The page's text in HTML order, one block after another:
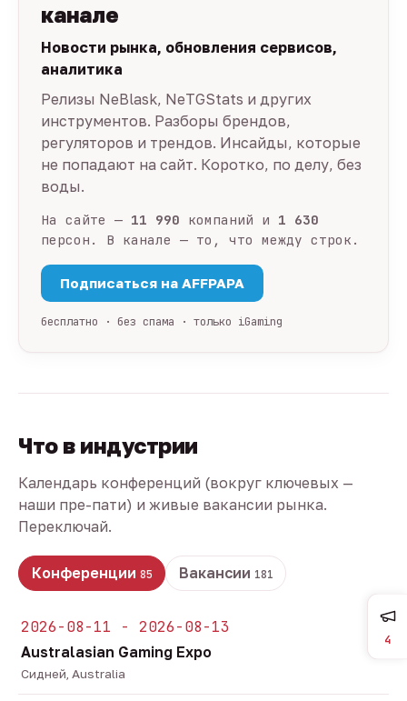
канале
Новости рынка, обновления сервисов,
аналитика
Релизы NeBlask, NeTGStats и других
инструментов. Разборы брендов,
регуляторов и трендов. Инсайды, которые
не попадают на сайт. Коротко, по делу, без
воды.
На сайте — 11 990 компаний и 1 630
персон. В канале — то, что между строк.
Подписаться на AFFPAPA
бесплатно · без спама · только iGaming
Что в индустрии
Календарь конференций (вокруг ключевых —
наши пре-пати) и живые вакансии рынка.
Переключай.
Конференции 85 Вакансии 181
2026-08-11 - 2026-08-13
Australasian Gaming Expo
Сидней, Australia
4